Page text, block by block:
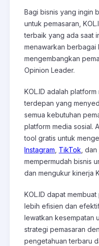
Bagi bisnis yang ingin
untuk pemasaran,
terbaik yang ada saat
menawarkan berbagai
mengembangkan
Opinion Leader.
KOL.ID adalah
terdepan yang
semua kebutuhan
platform media sosial.
tool gratis untuk
Instagram TikTok , dan
mempermudah bisnis
dan mengukur kinerja
KOL.ID dapat
lebih efisien dan
lewatkan kesempatan
strategi pemasaran
pengetahuan terbaru